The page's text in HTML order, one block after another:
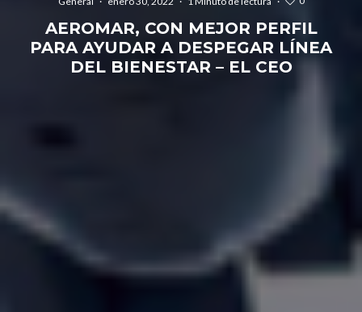
AEROMAR, CON MEJOR PERFIL
PARA AYUDAR A DESPEGAR LÍNEA
DEL BIENESTAR – EL CEO